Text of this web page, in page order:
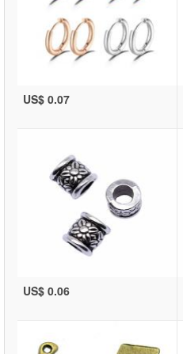
US$ 0.07
US$ 0.06